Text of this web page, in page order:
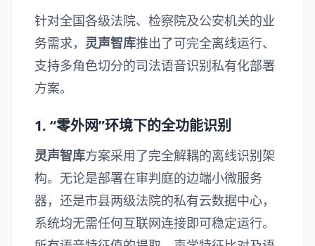
针对全国各级法院、检察院及公安机关的业
务需求， 灵声智库推出了可完全离线运行、
支持多角色切分的司法语音识别私有化部署
方案。
1. “零外网”环境下的全功能识别
灵声智库方案采用了完全解耦的离线识别架
构。无论是部署在审判庭的边端小微服务
器，还是市县两级法院的私有云数据中心，
系统均无需任何互联网连接即可稳定运行。